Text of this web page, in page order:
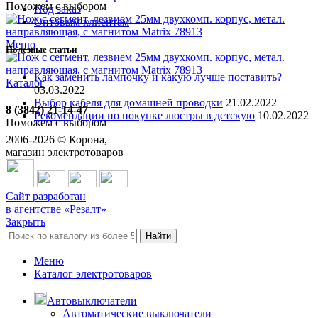
Поможем с выбором
Меню
Каталог
8 (3842) 21-14-47
Поможем с выбором
Под заказ
Оптовым клиентам
Полезные статьи
Как заменить лампочку и какую лучше поставить?
03.03.2022
Выбор кабеля для домашней проводки 21.02.2022
Рекомендации по покупке люстры в детскую 10.02.2022
2006-2026 © Корона,
магазин электротоваров
Сайт разработан
в агентстве «Резалт»
Закрыть
Найти
Меню
Каталог электротоваров
Автовыключатели
Автоматические выключатели